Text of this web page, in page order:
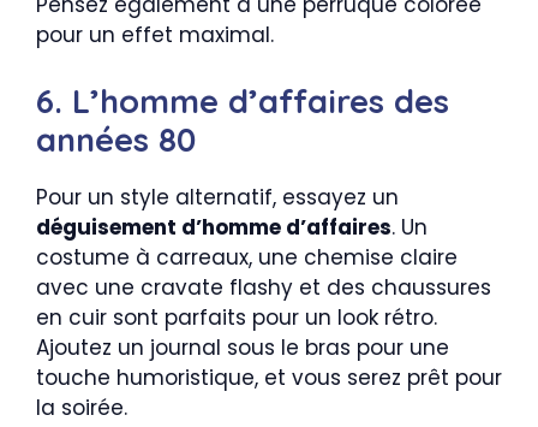
pour un effet maximal.
6. L’homme d’affaires des
années 80
Pour un style alternatif, essayez un
déguisement d’homme d’affaires. Un
costume à carreaux, une chemise claire
avec une cravate flashy et des chaussures
en cuir sont parfaits pour un look rétro.
Ajoutez un journal sous le bras pour une
touche humoristique, et vous serez prêt pour
la soirée.